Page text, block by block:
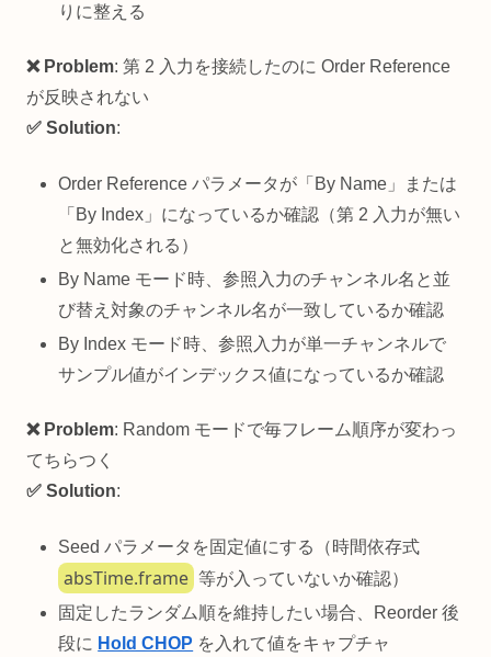
りに整える
❌ Problem: 第 2 入力を接続したのに Order Reference
が反映されない
✅ Solution:
Order Reference パラメータが「By Name」または
「By Index」になっているか確認（第 2 入力が無い
と無効化される）
By Name モード時、参照入力のチャンネル名と並
び替え対象のチャンネル名が一致しているか確認
By Index モード時、参照入力が単一チャンネルで
サンプル値がインデックス値になっているか確認
❌ Problem: Random モードで毎フレーム順序が変わっ
てちらつく
✅ Solution:
Seed パラメータを固定値にする（時間依存式
absTime.frame 等が入っていないか確認）
固定したランダム順を維持したい場合、Reorder 後
段に Hold CHOP を入れて値をキャプチャ